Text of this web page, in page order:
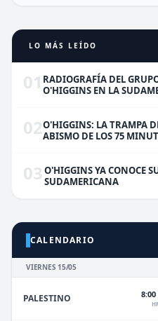
LO MÁS LEÍDO
01 RADIOGRAFÍA DEL
O'HIGGINS EN LA
02O'HIGGINS: LA TRAMPA
ABISMO DE LOS 75
03 O'HIGGINS YA CONOCE
SUDAMERICANA
CALENDARIO
VIERNES 15/05
PALESTINO 8:00